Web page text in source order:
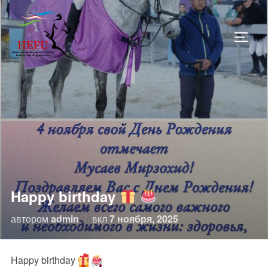
Перейти
к
содержимому
Happy birthday
автором admin вклОпубликовано
7 ноября, 2025
Happy birthday